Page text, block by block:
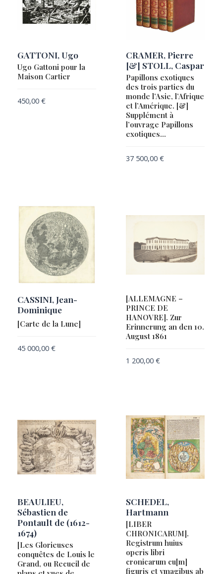
GATTONI, Ugo
Ugo Gattoni pour la
Maison Cartier
450,00 €
CRAMER, Pierre
[&] STOLL, Caspar
Papillons exotiques
des trois parties du
monde l’Asie, l’Afrique
et l’Amérique. [&]
Supplément à
l’ouvrage Papillons
exotiques…
37 500,00 €
CASSINI, Jean-
Dominique
[Carte de la Lune]
45 000,00 €
[ALLEMAGNE –
PRINCE DE
HANOVRE]. Zur
Erinnerung an den 10.
August 1861
1 200,00 €
BEAULIEU,
Sébastien de
Pontault de (1612-
1674)
[Les Glorieuses
conquêtes de Louis le
Grand, ou Recueil de
SCHEDEL,
Hartmann
[LIBER
CHRONICARUM].
Registrum huius
operis libri
cronicarum cu[m]
figuris et ymagibus ab